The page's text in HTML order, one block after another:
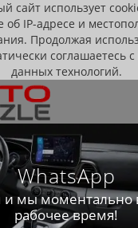
сайт использует
об IP-адресе и
Продолжая
соглашаетесь
данных технологий.
WhatsApp
мы моментально
рабочее время!